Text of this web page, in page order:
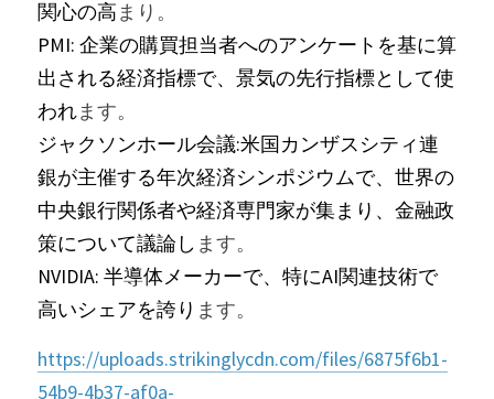
関心の高まり。
PMI: 企業の購買担当者へのアンケートを基に算
出される経済指標で、景気の先行指標として使
われます。
ジャクソンホール会議:米国カンザスシティ連
銀が主催する年次経済シンポジウムで、世界の
中央銀行関係者や経済専門家が集まり、金融政
策について議論し ます。
NVIDIA: 半導体メーカーで、特にAI関連技術で
高いシェアを誇り ます。
https://uploads.strikinglycdn.com/files/6875f6b1-
54b9-4b37-af0a-